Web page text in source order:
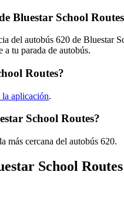
Bluestar School
del autobús 620 de Bluestar
tu parada de autobús.
Routes?
la aplicación.
School Routes?
más cercana del autobús 620.
School Routes